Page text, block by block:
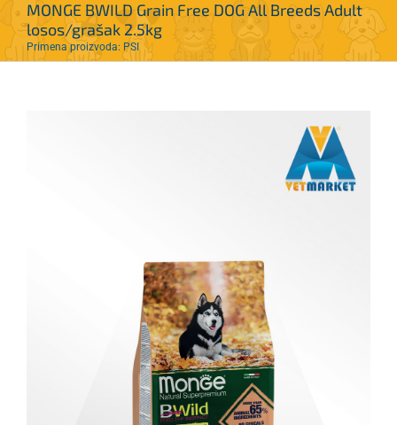
MONGE BWILD Grain Free DOG All Breeds Adult
losos/grašak 2.5kg
Primena proizvoda: PSI